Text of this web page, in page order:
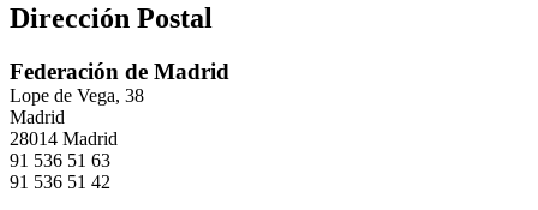
Dirección Postal
Federación de Madrid
Lope de Vega, 38
Madrid
28014 Madrid
91 536 51 63
91 536 51 42